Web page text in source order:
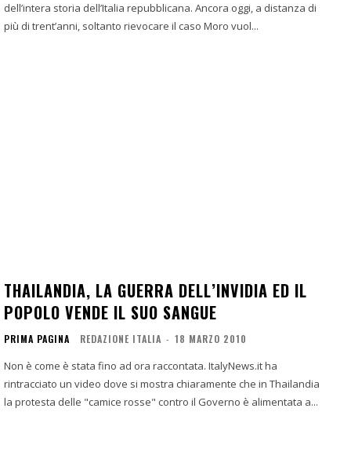
dell’intera storia dell’Italia repubblicana. Ancora oggi, a distanza di
più di trent’anni, soltanto rievocare il caso Moro vuol...
THAILANDIA, LA GUERRA DELL’INVIDIA ED IL
POPOLO VENDE IL SUO SANGUE
PRIMA PAGINA REDAZIONE ITALIA - 18 MARZO 2010
Non è come è stata fino ad ora raccontata. ItalyNews.it ha
rintracciato un video dove si mostra chiaramente che in Thailandia
la protesta delle "camice rosse" contro il Governo è alimentata a...